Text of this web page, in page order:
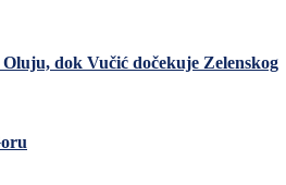
dok Vučić dočekuje Zelenskog